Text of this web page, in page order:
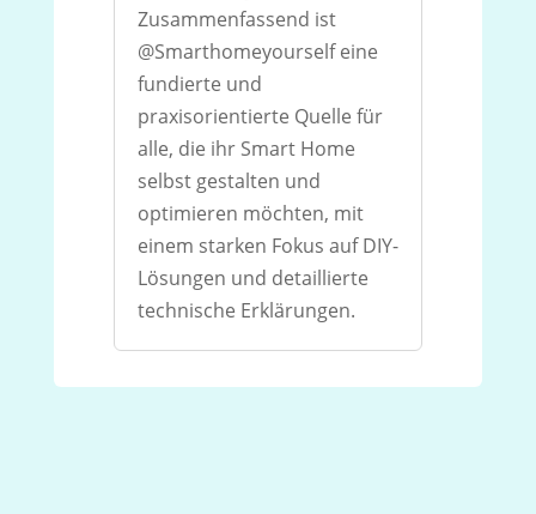
Zusammenfassend ist
@Smarthomeyourself eine
fundierte und
praxisorientierte Quelle für
alle, die ihr Smart Home
selbst gestalten und
optimieren möchten, mit
einem starken Fokus auf DIY-
Lösungen und detaillierte
technische Erklärungen.